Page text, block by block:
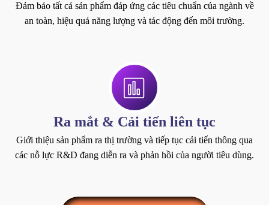
Đảm bảo tất cả sản phẩm đáp ứng các tiêu chuẩn của ngành về
an toàn, hiệu quả năng lượng và tác động đến môi trường.
Ra mắt & Cải tiến liên tục
Giới thiệu sản phẩm ra thị trường và tiếp tục cải tiến thông qua
các nỗ lực R&D đang diễn ra và phản hồi của người tiêu dùng.